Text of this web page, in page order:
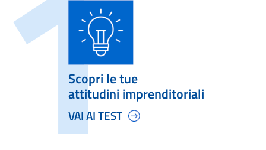
Scopri le tue
attitudini imprenditoriali
VAI AI TEST